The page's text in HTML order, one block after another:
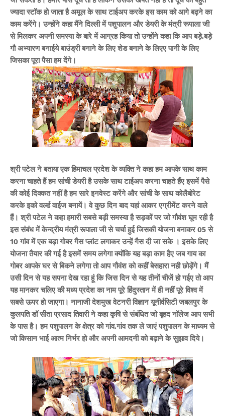
ज्यादा स्टॉक हो जाता है अमूल के साथ टाईअप करके इस काम को आगे बढ़ने का
काम करेंगे। उन्होंने कहा मैंने दिल्ली में पशुपालन और डेयरी के मंत्री रूपाला जी
से मिलकर अपनी समस्या के बारे में आग्रह किया तो उन्होंने कहा कि आप बड़े.बड़े
गौ अभ्यारण बनाईये बाउंड्री बनाने के लिए शेड बनाने के लिएए पानी के लिए
जिसका पूरा पैसा हम देंगे।
श्री पटेल नेबताया एक हिमाचल प्रदेश के व्यक्ति ने कहा हम आपके साथ काम
करना चाहते हैं हम सांची डेयरी है उसके साथ टाईअप करना चाहते हैंए इसमें पैसे
की कोई दिक्कत नहीं है हम सारे इनवेस्ट करेंगे और सांची के साथ कोलैबोरेट
करके इको वर्ल्ड वाईज बनायें। वे कुछ दिन बाद यहां आकर एग्रीमेंट करने वाले
हैं। श्री पटेल ने कहा हमारी सबसे बड़ी समस्या है सड़कों पर जो गौवंश घूम रही है
इस संबंध में केन्द्रीय मंत्री रूपाला जी से चर्चा हुई जिसकी योजना बनाकर 05 से
10 गांव में एक बड़ा गोबर गैस प्लांट लगाकर उन्हें गैस दी जा सके । इसके लिए
योजना तैयार की गई है इसमें समय लगेगा क्योंकि यह बड़ा काम हैए जब गाय का
गोबर आपके घर से बिकने लगेगा तो आप गौवंश को कहीं बेसहारा नही छोड़ेंगे। मैं
उसी दिन से यह सपना देख रहा हूं कि जिस दिन से यह तीनों चीजें हो गईए तो आप
यह मानकर चलिए की मध्य प्रदेश का नाम पूरे हिंदुस्तान में ही नहीं पूरे विश्व में
सबसे ऊपर हो जाएगा। नानाजी देशमुख वेटनरी विज्ञान यूनीर्वसिटी जबलपुर के
कुलपति डॉ सीता प्रसाद तिवारी ने कहा कृषि से संबंधित जो बृहद नॉलेज आप सभी
के पास है। हम पशुपालन के क्षेत्र को गांव.गांव तक ले जाएं पशुपालन के माध्यम से
जो किसान भाई आत्म निर्भर हो और अपनी आमदनी को बढ़ाने के सुझाव दिये।